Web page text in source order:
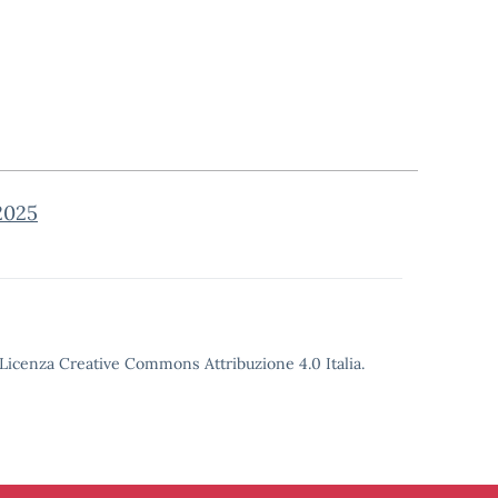
Creative Commons Attribuzione 4.0 Italia.